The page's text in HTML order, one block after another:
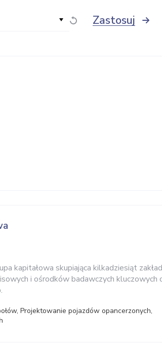
Zastosuj
kapitałowa skupiająca kilkadziesiąt
i ośrodków badawczych kluczowych
Projektowanie pojazdów opancerzonych,